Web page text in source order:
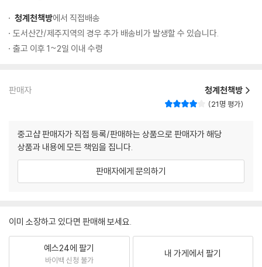
청계천책방에서 직접배송
도서산간/제주지역의 경우 추가 배송비가 발생할 수 있습니다.
출고 이후 1~2일 이내 수령
판매자 청계천책방
21명 평가
중고샵 판매자가 직접 등록/판매하는 상품으로 판매자가 해당
상품과 내용에 모든 책임을 집니다.
판매자에게 문의하기
이미 소장하고 있다면 판매해 보세요.
예스24에 팔기
바이백 신청 불가
내 가게에서 팔기